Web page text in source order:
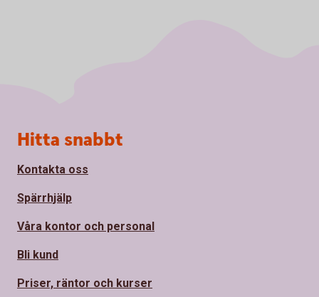
Sidfot
Hitta snabbt
Kontakta oss
Spärrhjälp
Våra kontor och personal
Bli kund
Priser, räntor och kurser